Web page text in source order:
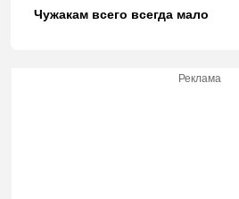
Чужакам всего всегда мало
Реклама